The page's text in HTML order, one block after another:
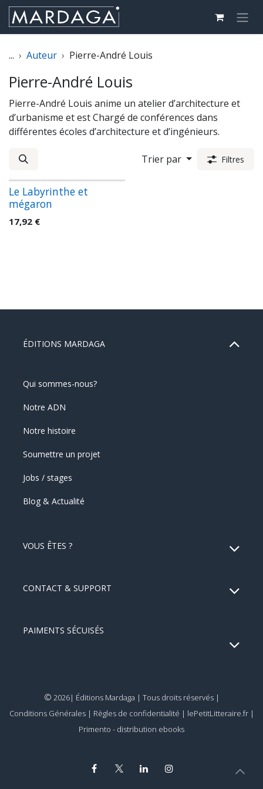
Se rendre au contenu
... Auteur Pierre-André Louis
Pierre-André Louis
Pierre-André Louis anime un atelier d’architecture et
d’urbanisme et est Chargé de conférences dans
différentes écoles d’architecture et d’ingénieurs.
Trier par Filtres
Le Labyrinthe et
mégaron
17,92 €
ÉDITIONS MARDAGA
Qui sommes-nous?
Notre ADN
Notre histoire
Soumettre un projet
Jobs / stages
Blog & Actualité
VOUS ÊTES ?
CONTACT & SUPPORT
PAIMENTS SÉCUISÉS
© 2026| Éditions Mardaga | Tous droits réservés |
Conditions Générales| Règles de confidentialité | lePetitLitteraire.fr|
Primento - distribution ebooks